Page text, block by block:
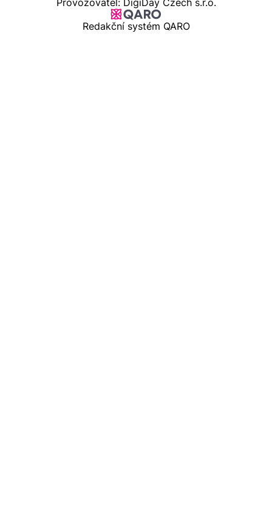
Provozovatel: DigiDay Czech s.r.o.
Redakční systém QARO